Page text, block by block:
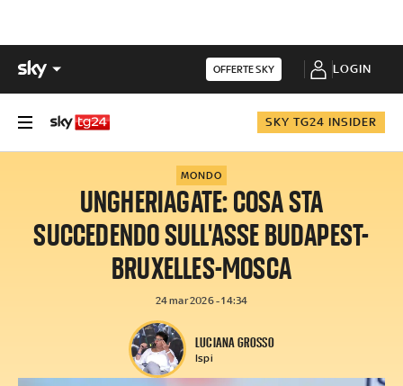
OFFERTE SKY LOGIN
SKY TG24 INSIDER
MONDO
UNGHERIAGATE: COSA STA
SUCCEDENDO SULL'ASSE BUDAPEST-
BRUXELLES-MOSCA
24 mar 2026 - 14:34
LUCIANA GROSSO
Ispi